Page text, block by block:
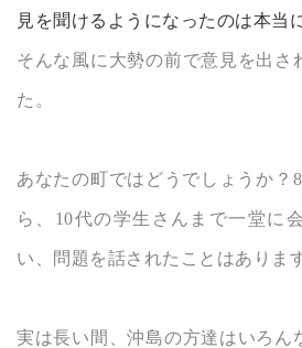
見を聞けるようになったのは本当
そんな風に大勢の前で意見を出さ
た。
あなたの町ではどうでしょうか？
ら、10代の学生さんまで一堂に
い、問題を話されたことはありま
実は長い間、沖島の方達はいろん